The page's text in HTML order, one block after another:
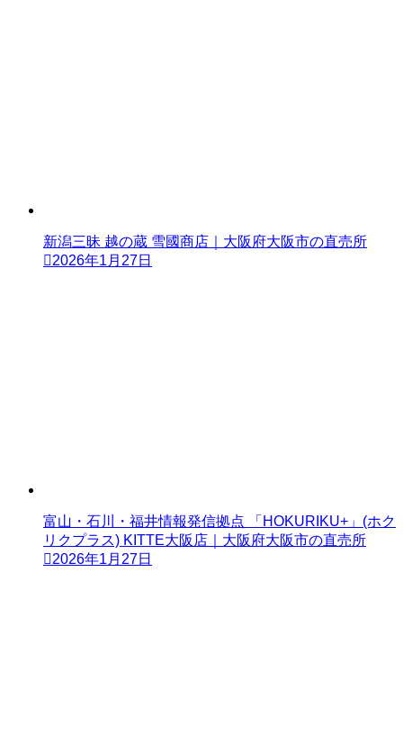
新潟三昧 越の蔵 雪國商店｜大阪府大阪市の直売所
2026年1月27日
富山・石川・福井情報発信拠点 「HOKURIKU+」(ホク
リクプラス) KITTE大阪店｜大阪府大阪市の直売所
2026年1月27日